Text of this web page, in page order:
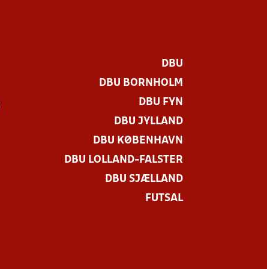
DBU
DBU BORNHOLM
DBU FYN
DBU JYLLAND
DBU KØBENHAVN
DBU LOLLAND-FALSTER
DBU SJÆLLAND
FUTSAL